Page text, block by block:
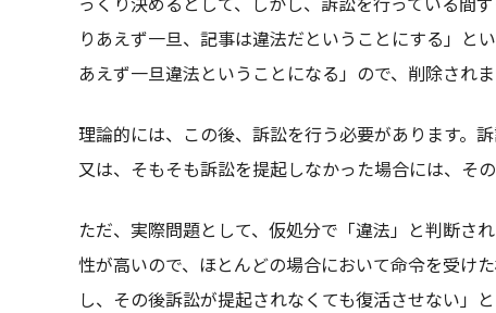
りあえず一旦、記事は違法だということにする」と
あえず一旦違法ということになる」ので、削除されま
理論的には、この後、訴訟を行う必要があります。
又は、そもそも訴訟を提起しなかった場合には、そ
ただ、実際問題として、仮処分で「違法」と判断さ
性が高いので、ほとんどの場合において命令を受け
し、その後訴訟が提起されなくても復活させない」